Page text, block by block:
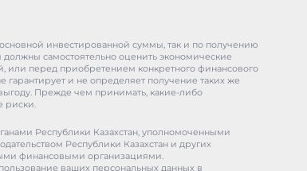
инвестированной суммы, так и по получению
самостоятельно оценить экономические
или перед приобретением конкретного финансового
и не определяет получение таких же
Прежде чем принимать, какие-либо
риски.
Республики Казахстан, уполномоченными
Республики Казахстан и других
финансовыми организациями.
ваших персональных данных в